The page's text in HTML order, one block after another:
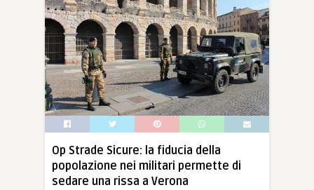
Op Strade Sicure: la fiducia della
popolazione nei militari permette di
sedare una rissa a Verona